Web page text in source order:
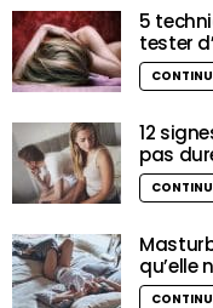
5
tester
12
pas
qu’elle